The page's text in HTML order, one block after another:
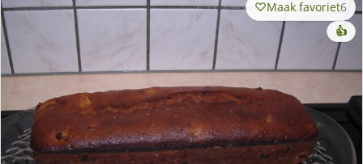
Maak favoriet6
👍